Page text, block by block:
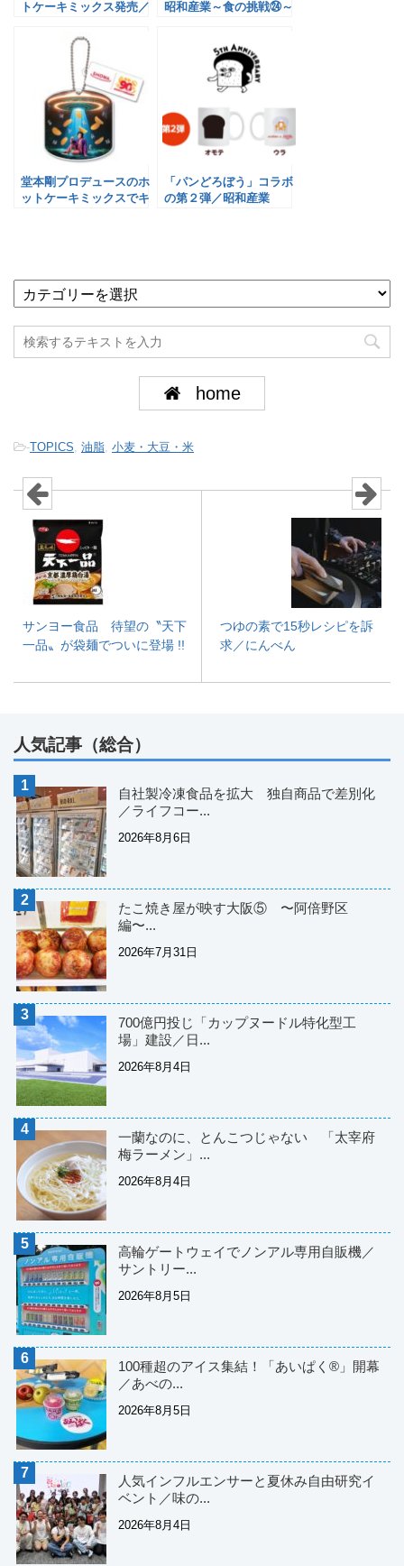
トケーキミックス発売／
昭和産業～食の挑戦㉔～
堂本剛プロデュースのホ
ットケーキミックスでキ
「パンどろぼう」コラボ
の第２弾／昭和産業
home
-TOPICS 油脂 小麦・大豆・米
サンヨー食品 待望の〝天下
一品〟が袋麺でついに登場 !!
つゆの素で15秒レシピを訴
求／にんべん
人気記事（総合）
自社製冷凍食品を拡大 独自商品で差別化
／ライフコー...
2026年8月6日
たこ焼き屋が映す大阪⑤ 〜阿倍野区
編〜...
2026年7月31日
700億円投じ「カップヌードル特化型工
場」建設／日...
2026年8月4日
一蘭なのに、とんこつじゃない 「太宰府
梅ラーメン」...
2026年8月4日
高輪ゲートウェイでノンアル専用自販機／
サントリー...
2026年8月5日
100種超のアイス集結！「あいぱく®」開幕
／あべの...
2026年8月5日
人気インフルエンサーと夏休み自由研究イ
ベント／味の...
2026年8月4日